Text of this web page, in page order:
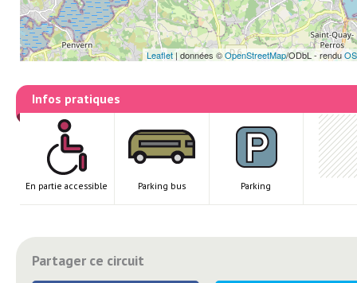
Leaflet | données ©OpenStreetMap/ODbL - rendu
Infos pratiques
En partie accessible Parking bus Parking
Partager ce circuit